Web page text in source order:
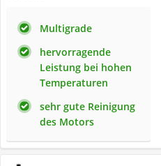
Multigrade
hervorragende
Leistung bei hohen
Temperaturen
sehr gute Reinigung
des Motors